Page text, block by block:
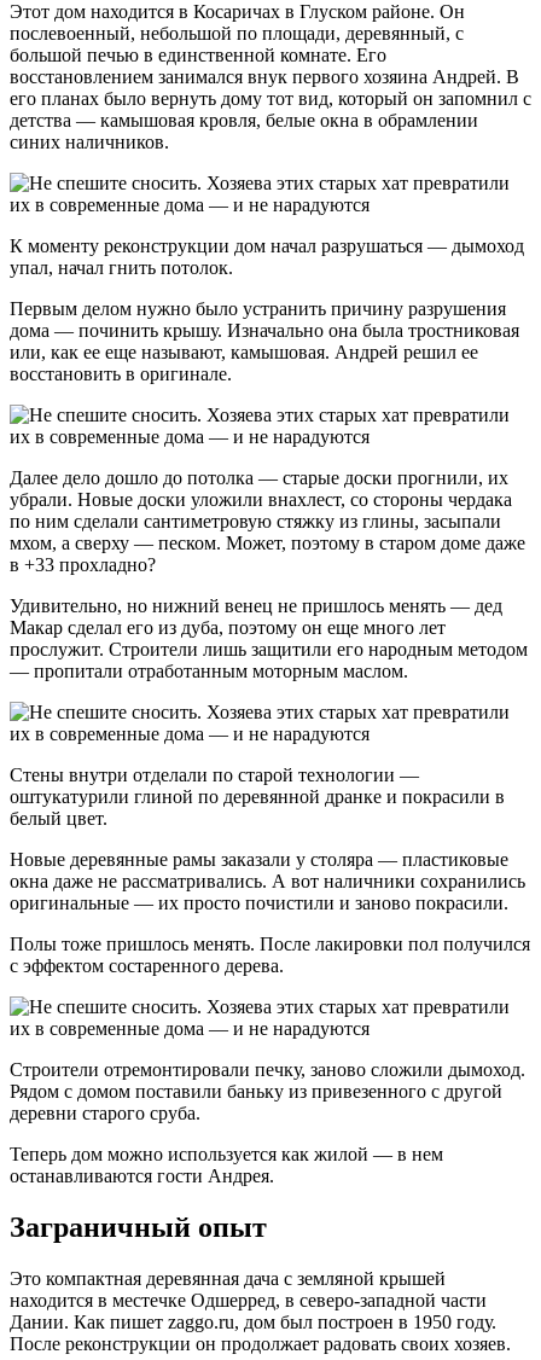
Этот дом находится в Косаричах в Глуском районе. Он
послевоенный, небольшой по площади, деревянный, с
большой печью в единственной комнате. Его
восстановлением занимался внук первого хозяина Андрей. В
его планах было вернуть дому тот вид, который он запомнил с
детства — камышовая кровля, белые окна в обрамлении
синих наличников.
К моменту реконструкции дом начал разрушаться — дымоход
упал, начал гнить потолок.
Первым делом нужно было устранить причину разрушения
дома — починить крышу. Изначально она была тростниковая
или, как ее еще называют, камышовая. Андрей решил ее
восстановить в оригинале.
Далее дело дошло до потолка — старые доски прогнили, их
убрали. Новые доски уложили внахлест, со стороны чердака
по ним сделали сантиметровую стяжку из глины, засыпали
мхом, а сверху — песком. Может, поэтому в старом доме даже
в +33 прохладно?
Удивительно, но нижний венец не пришлось менять — дед
Макар сделал его из дуба, поэтому он еще много лет
прослужит. Строители лишь защитили его народным методом
— пропитали отработанным моторным маслом.
Стены внутри отделали по старой технологии —
оштукатурили глиной по деревянной дранке и покрасили в
белый цвет.
Новые деревянные рамы заказали у столяра — пластиковые
окна даже не рассматривались. А вот наличники сохранились
оригинальные — их просто почистили и заново покрасили.
Полы тоже пришлось менять. После лакировки пол получился
с эффектом состаренного дерева.
Строители отремонтировали печку, заново сложили дымоход.
Рядом с домом поставили баньку из привезенного с другой
деревни старого сруба.
Теперь дом можно используется как жилой — в нем
останавливаются гости Андрея.
Заграничный опыт
Это компактная деревянная дача с земляной крышей
находится в местечке Одшерред, в северо-западной части
Дании. Как пишет zaggo.ru, дом был построен в 1950 году.
После реконструкции он продолжает радовать своих хозяев.